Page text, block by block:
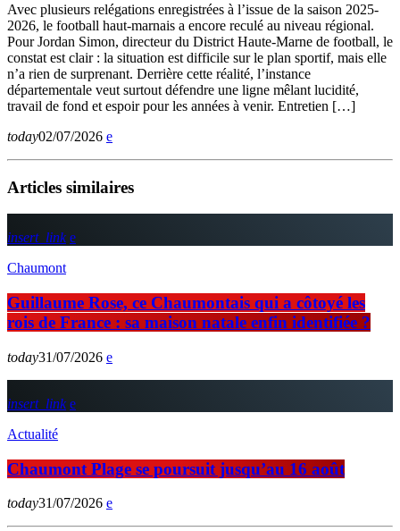
Avec plusieurs relégations enregistrées à l’issue de la saison 2025-
2026, le football haut-marnais a encore reculé au niveau régional.
Pour Jordan Simon, directeur du District Haute-Marne de football, le
constat est clair : la situation est difficile sur le plan sportif, mais elle
n’a rien de surprenant. Derrière cette réalité, l’instance
départementale veut surtout défendre une ligne mêlant lucidité,
travail de fond et espoir pour les années à venir. Entretien […]
today02/07/2026
Articles similaires
insert_link
Chaumont
Guillaume Rose, ce Chaumontais qui a côtoyé les
rois de France : sa maison natale enfin identifiée ?
today31/07/2026
insert_link
Actualité
Chaumont Plage se poursuit jusqu’au 16 août
today31/07/2026